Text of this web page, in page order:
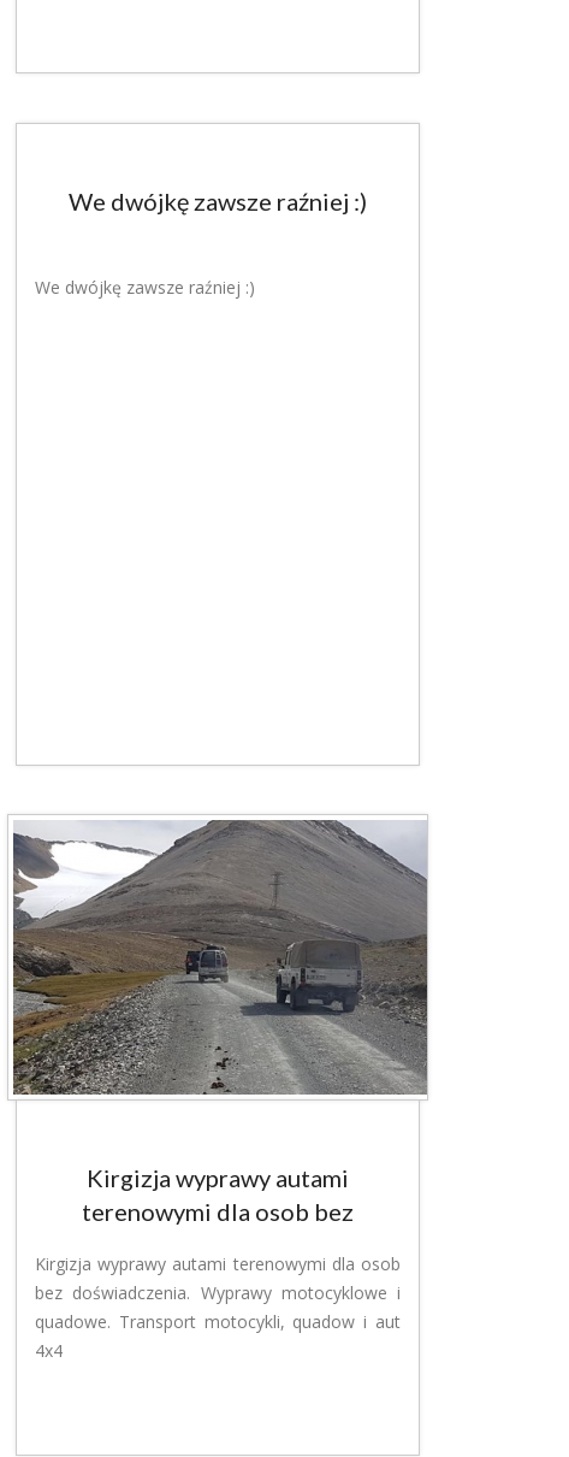
We dwójkę zawsze raźniej :)
We dwójkę zawsze raźniej :)
Kirgizja wyprawy autami
terenowymi dla osob bez
Kirgizja wyprawy autami terenowymi dla osob
bez doświadczenia. Wyprawy motocyklowe i
quadowe. Transport motocykli, quadow i aut
4x4